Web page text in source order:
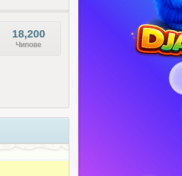
18,200
Чипове